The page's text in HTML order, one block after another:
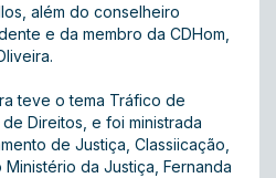
além do conselheiro
e da membro da CDHom,
teve o tema Tráfico de
Direitos, e foi ministrada
de Justiça, Classiicação,
da Justiça, Fernanda